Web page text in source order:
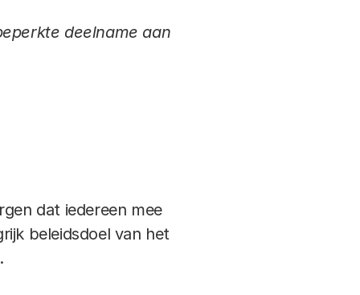
deelname aan
dat iedereen mee
beleidsdoel van het